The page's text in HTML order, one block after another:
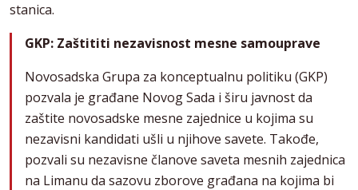
stanica.
GKP: Zaštititi nezavisnost mesne samouprave
Novosadska Grupa za konceptualnu politiku (GKP)
pozvala je građane Novog Sada i širu javnost da
zaštite novosadske mesne zajednice u kojima su
nezavisni kandidati ušli u njihove savete. Takođe,
pozvali su nezavisne članove saveta mesnih zajednica
na Limanu da sazovu zborove građana na kojima bi